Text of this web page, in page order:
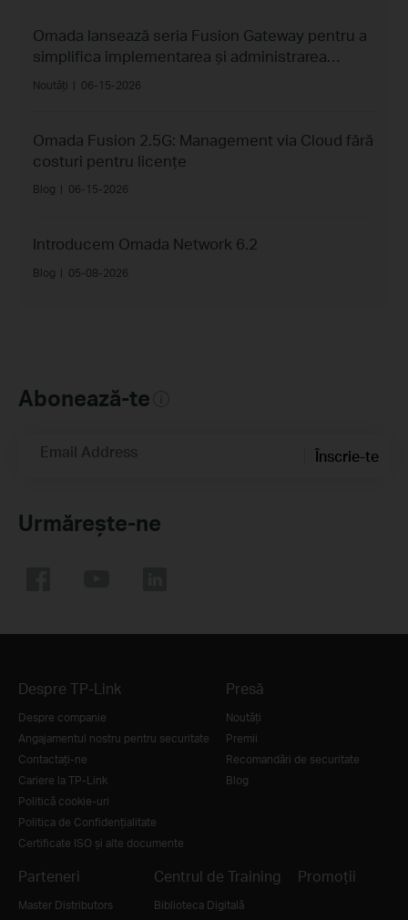
Omada lansează seria Fusion Gateway pentru a
simplifica implementarea și administrarea
rețelelor multi-site
Noutăți | 06-15-2026
Omada Fusion 2.5G: Management via Cloud fără
costuri pentru licențe
Blog | 06-15-2026
Introducem Omada Network 6.2
Blog | 05-08-2026
Abonează-te
Email Address Înscrie-te
Urmărește-ne
Despre TP-Link
Despre companie
Angajamentul nostru pentru securitate
Contactați-ne
Cariere la TP-Link
Politică cookie-uri
Politica de Confidențialitate
Certificate ISO și alte documente
Presă
Noutăţi
Premii
Recomandări de securitate
Blog
Parteneri
Master Distributors
Centrul de Training
Biblioteca Digitală
Promoții